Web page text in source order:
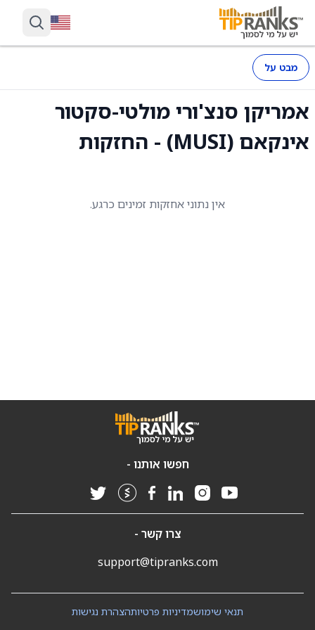
מבט על
אמריקן סנצ'ורי מולטי-סקטור
אינקאם (MUSI) - החזקות
אין נתוני אחזקות זמינים כרגע.
חפשו אותנו -
צרו קשר -
support@tipranks.com
הצהרת נגישותמדיניות פרטיותתנאי שימוש